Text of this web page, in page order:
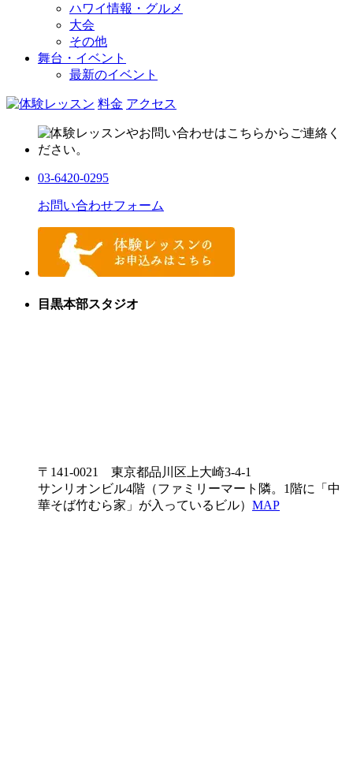
ハワイ情報・グルメ
大会
その他
舞台・イベント
最新のイベント
料金 アクセス
03-6420-0295
お問い合わせフォーム
目黒本部スタジオ
〒141-0021 東京都品川区上大崎3-4-1
サンリオンビル4階（ファミリーマート隣。1階に「中
華そば竹むら家」が入っているビル） MAP